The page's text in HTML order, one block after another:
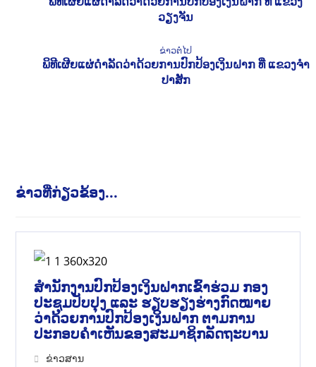
ວຽງຈັນ
ຂ່າວຕໍ່ໄປ
ພິທີເຜີຍແຜ່ດຳລັດວ່າດ້ວຍການປົກປ້ອງເງິນຝາກ ທີ່ ແຂວງຈໍາ
ປາສັກ
ຂ່າວທີ່ກ່ຽວຂ້ອງ...
ສໍານັກງານປົກປ້ອງເງິນຝາກເຂົ້າຮ່ວມ ກອງ
ປະຊຸມປັບປຸງ ແລະ ຮຽບຮຽງຮ່າງກົດໝາຍ
ວ່າດ້ວຍການປົກປ້ອງເງິນຝາກ ຕາມການ
ປະກອບຄຳເຫັນຂອງສະມາຊິກລັດຖະບານ
ຂ່າວສານ